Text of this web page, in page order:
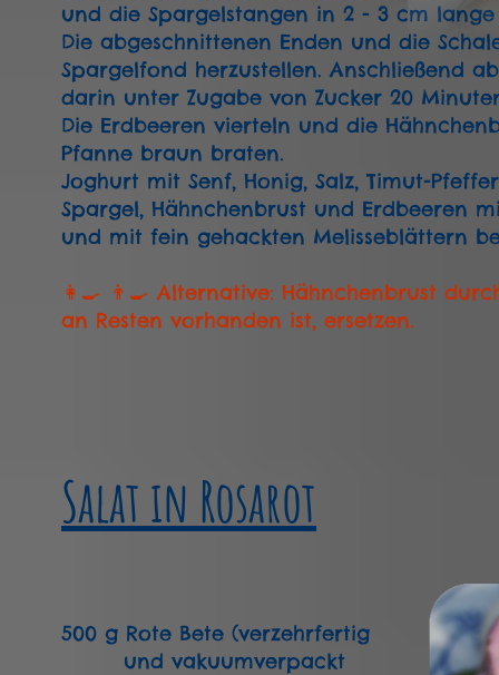
und die Spargelstangen in 2 - 3 cm lange
Die abgeschnittenen Enden und die
Spargelfond herzustellen. Anschließend
darin unter Zugabe von Zucker 20
Die Erdbeeren vierteln und die
Pfanne braun braten.
Joghurt mit Senf, Honig, Salz, Timut-
Spargel, Hähnchenbrust und Erdbeeren
und mit fein gehackten Melisseblättern
👩‍🍳 👨‍🍳 Alternative: Hähnchenbrust
an Resten vorhanden ist, ersetzen.
Salat in Rosarot
500 g Rote Bete (verzehrfertig
und vakuumverpackt